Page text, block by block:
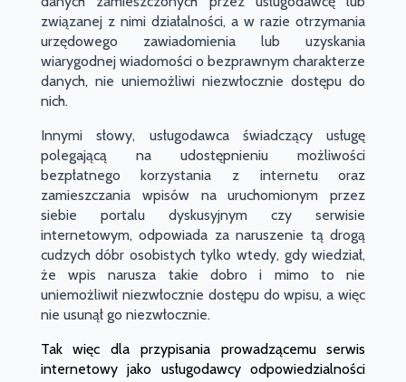
związanej z nimi działalności, a w razie otrzymania
urzędowego zawiadomienia lub uzyskania
wiarygodnej wiadomości o bezprawnym charakterze
danych, nie uniemożliwi niezwłocznie dostępu do
nich.
Innymi słowy, usługodawca świadczący usługę
polegającą na udostępnieniu możliwości
bezpłatnego korzystania z internetu oraz
zamieszczania wpisów na uruchomionym przez
siebie portalu dyskusyjnym czy serwisie
internetowym, odpowiada za naruszenie tą drogą
cudzych dóbr osobistych tylko wtedy, gdy wiedział,
że wpis narusza takie dobro i mimo to nie
uniemożliwił niezwłocznie dostępu do wpisu, a więc
nie usunął go niezwłocznie.
Tak więc dla przypisania prowadzącemu serwis
internetowy jako usługodawcy odpowiedzialności